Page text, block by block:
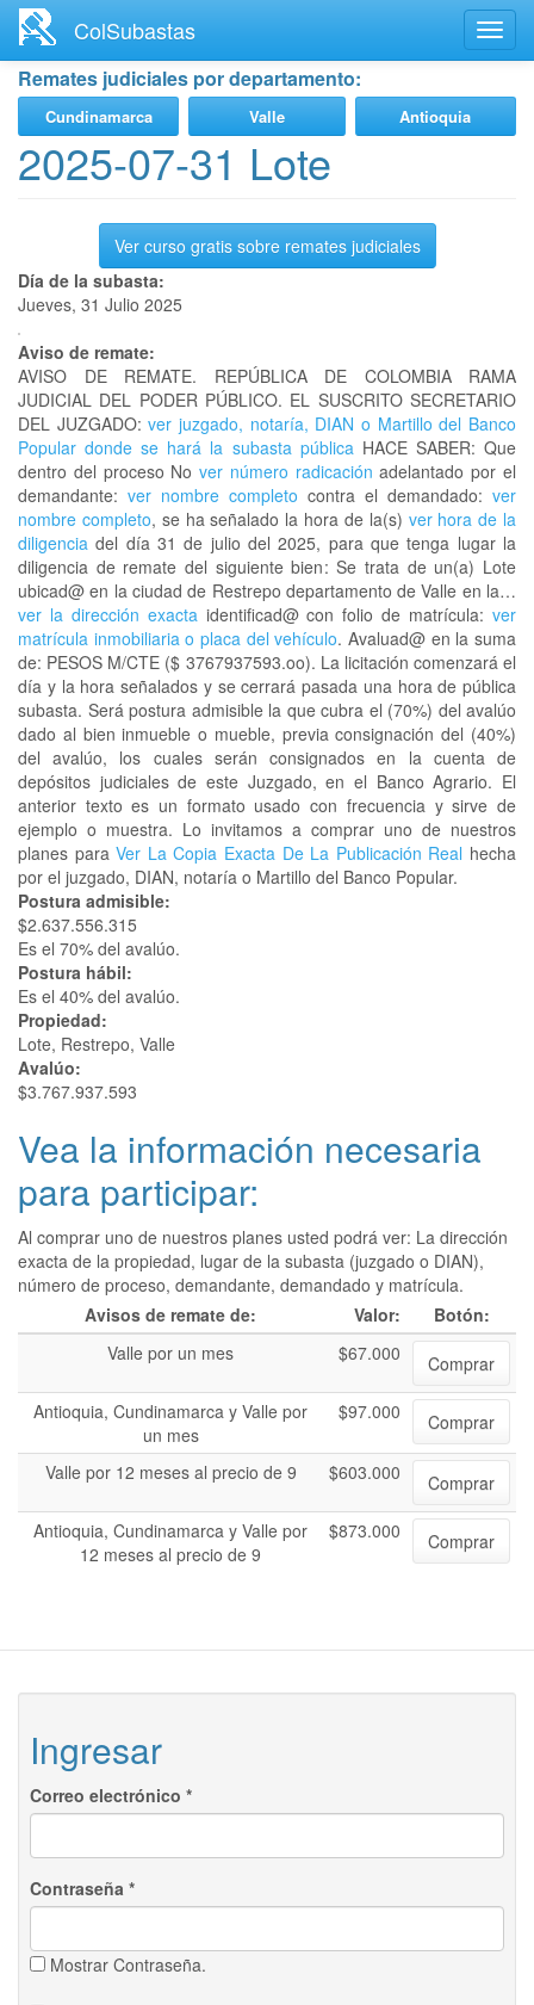
contenido
principal
ColSubastas
Remates judiciales por departamento:
Cundinamarca Valle Antioquia
2025-07-31 Lote
Ver curso gratis sobre remates judiciales
Día de la subasta:
Jueves, 31 Julio 2025
Aviso de remate:
AVISO DE REMATE. REPÚBLICA DE COLOMBIA RAMA
JUDICIAL DEL PODER PÚBLICO. EL SUSCRITO SECRETARIO
DEL JUZGADO: ver juzgado, notaría, DIAN o Martillo del Banco
Popular donde se hará la subasta públicaHACE SABER: Que
dentro del proceso Nover número radicación adelantado por el
demandante: ver nombre completo contra el demandado: ver
nombre completo, se ha señalado la hora de la(s) ver hora de la
diligencia del día 31 de julio del 2025, para que tenga lugar la
diligencia de remate del siguiente bien: Se trata de un(a) Lote
ubicad@ en la ciudad de Restrepo departamento de Valle en la…
ver la dirección exactaidentificad@ con folio de matrícula:ver
matrícula inmobiliaria o placa del vehículo. Avaluad@ en la suma
de: PESOS M/CTE ($ 3767937593.oo). La licitación comenzará el
día y la hora señalados y se cerrará pasada una hora de pública
subasta. Será postura admisible la que cubra el (70%) del avalúo
dado al bien inmueble o mueble, previa consignación del (40%)
del avalúo, los cuales serán consignados en la cuenta de
depósitos judiciales de este Juzgado, en el Banco Agrario. El
anterior texto es un formato usado con frecuencia y sirve de
ejemplo o muestra. Lo invitamos a comprar uno de nuestros
planes paraVer La Copia Exacta De La Publicación Real hecha
por el juzgado, DIAN, notaría o Martillo del Banco Popular.
Postura admisible:
$2.637.556.315
Es el 70% del avalúo.
Postura hábil:
Es el 40% del avalúo.
Propiedad:
Lote, Restrepo, Valle
Avalúo:
$3.767.937.593
Vea la información necesaria
para participar:
Al comprar uno de nuestros planes usted podrá ver: La dirección
exacta de la propiedad, lugar de la subasta (juzgado o DIAN),
número de proceso, demandante, demandado y matrícula.
Avisos de remate de:
Valor:
Botón:
Valle por un mes
$67.000
Comprar
Antioquia, Cundinamarca y Valle por
un mes
$97.000 Comprar
Valle por 12 meses al precio de 9 $603.000
Comprar
Antioquia, Cundinamarca y Valle por
12 meses al precio de 9
$873.000 Comprar
Ingresar
Correo electrónico *
Contraseña *
Mostrar Contraseña.